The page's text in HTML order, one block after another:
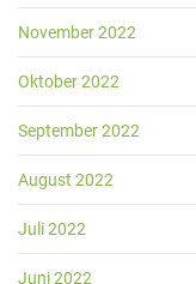
November 2022
Oktober 2022
September 2022
August 2022
Juli 2022
Juni 2022